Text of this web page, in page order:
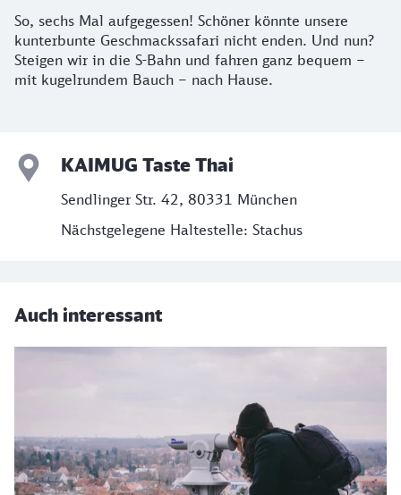
So, sechs Mal aufgegessen! Schöner könnte unsere
kunterbunte Geschmackssafari nicht enden. Und nun?
Steigen wir in die S-Bahn und fahren ganz bequem –
mit kugelrundem Bauch – nach Hause.
KAIMUG Taste Thai
Sendlinger Str. 42, 80331 München
Nächstgelegene Haltestelle: Stachus
Auch interessant